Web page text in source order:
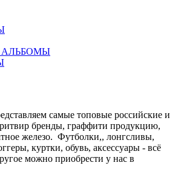
самые топовые российские и
бренды, граффити продукцию,
железо. Футболки,, лонгсливы,
куртки, обувь, аксессуары - всё
можно приобрести у нас в